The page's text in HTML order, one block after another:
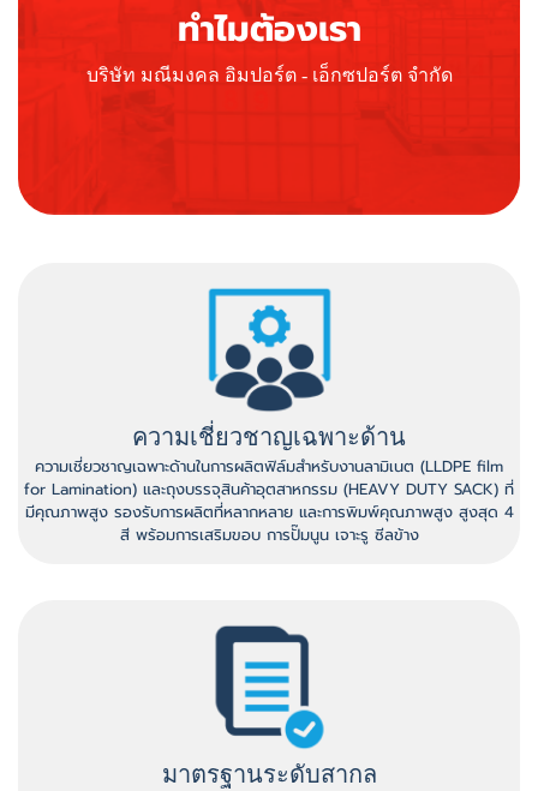
ทำไมต้องเรา
บริษัท มณีมงคล อิมปอร์ต - เอ็กซปอร์ต จำกัด
ความเชี่ยวชาญเฉพาะด้าน
ความเชี่ยวชาญเฉพาะด้านในการผลิตฟิล์มสำหรับงานลามิเนต (LLDPE film
for Lamination) และถุงบรรจุสินค้าอุตสาหกรรม (HEAVY DUTY SACK) ที่
มีคุณภาพสูง รองรับการผลิตที่หลากหลาย และการพิมพ์คุณภาพสูง สูงสุด 4
สี พร้อมการเสริมขอบ การปั๊มนูน เจาะรู ซีลข้าง
มาตรฐานระดับสากล